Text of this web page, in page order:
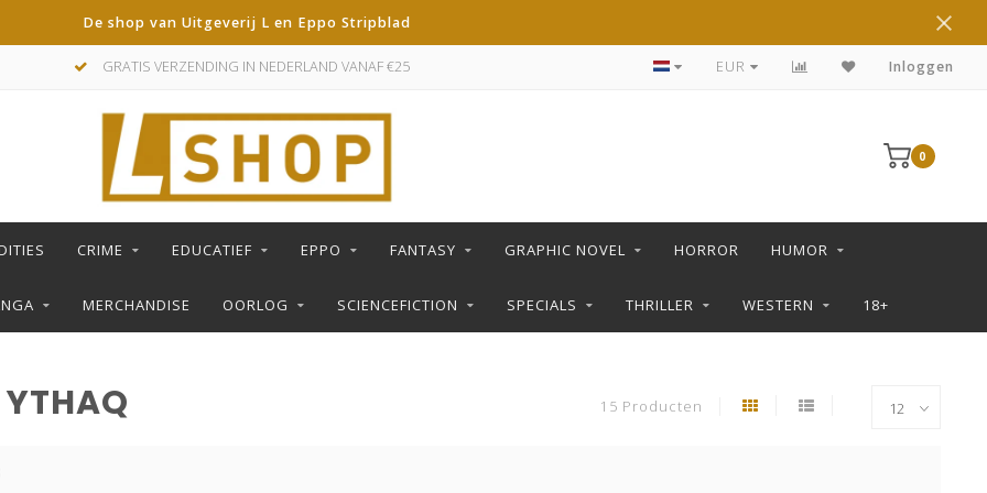
De shop van Uitgeverij L en Eppo Stripblad
VANAF €25 DE LEUKSTE STRIPS KOOP JE IN DE L SHOP EUR Inloggen
0
CRIME EDUCATIEF EPPO FANTASY GRAPHIC NOVEL HORROR HUMOR
MERCHANDISE OORLOG SCIENCEFICTION SPECIALS THRILLER WESTERN 18+
15 Producten